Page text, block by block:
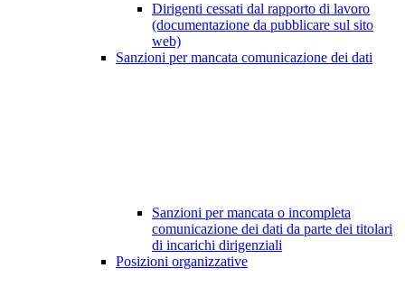
Dirigenti cessati dal rapporto di lavoro
(documentazione da pubblicare sul sito
web)
Sanzioni per mancata comunicazione dei dati
Sanzioni per mancata o incompleta
comunicazione dei dati da parte dei titolari
di incarichi dirigenziali
Posizioni organizzative